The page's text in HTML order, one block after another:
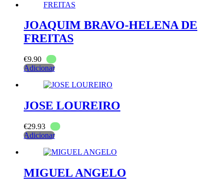
JOAQUIM BRAVO-HELENA DE
FREITAS
€9.90
Adicionar
JOSE LOUREIRO
€29.93
Adicionar
MIGUEL ANGELO